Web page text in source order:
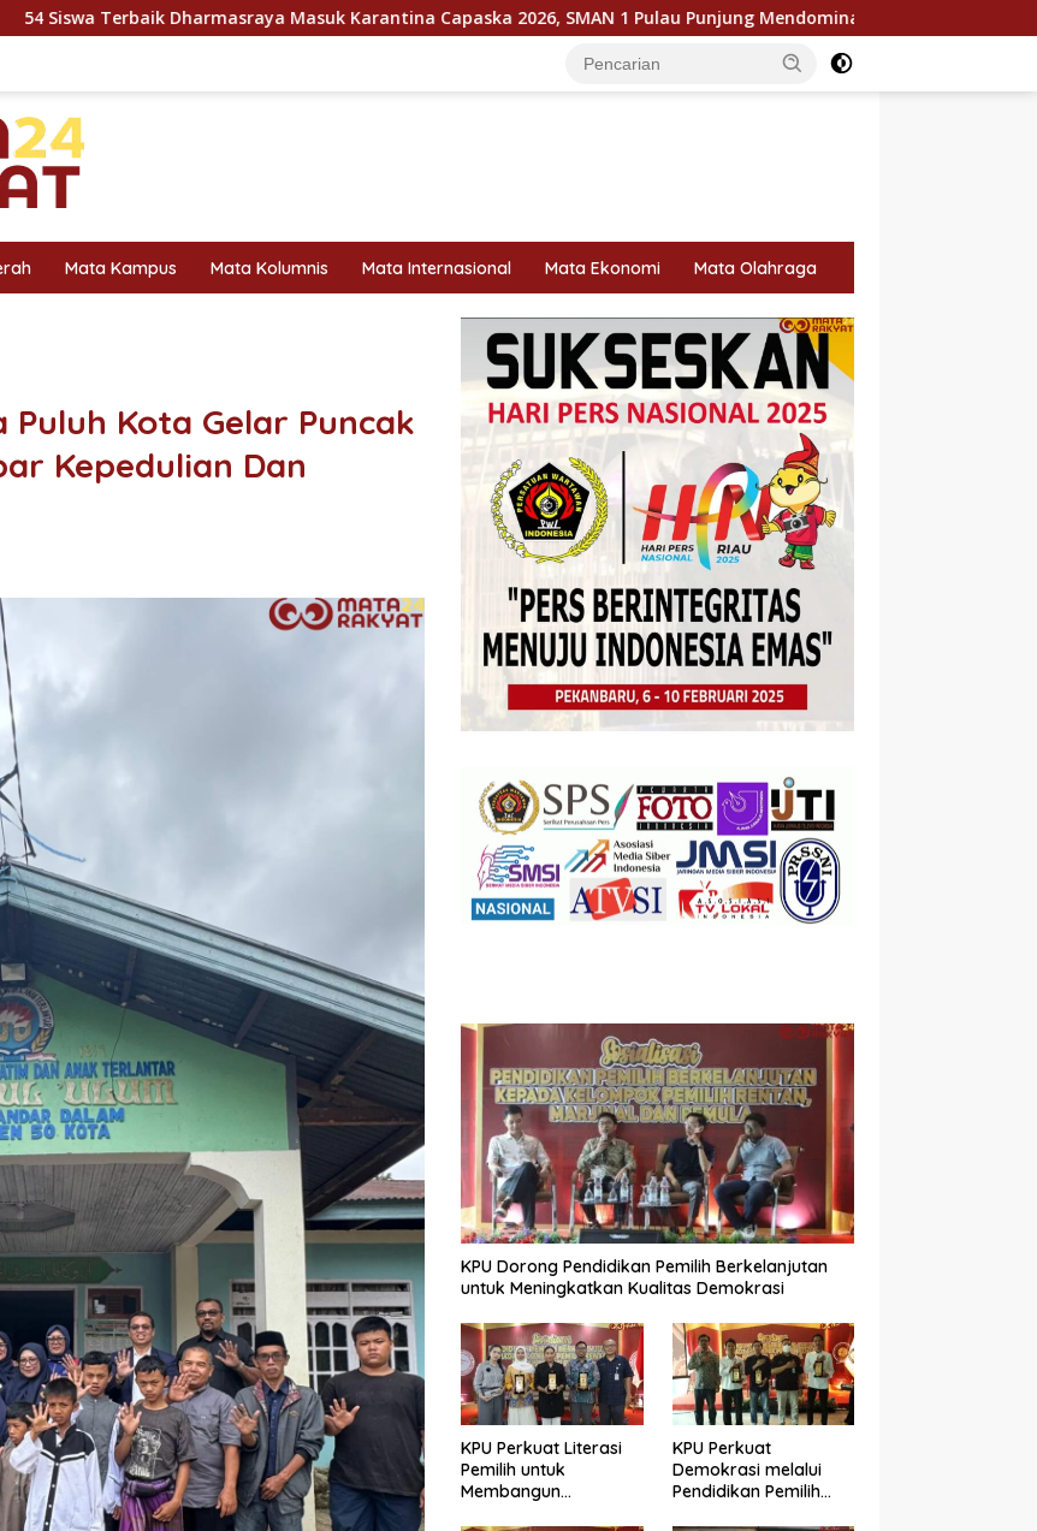
Masuk Karantina Capaska 2026, SMAN 1 Pulau Punjung Mendominasi KPU Dorong Pemilih Cerdas,
Mata Kampus Mata Kolumnis Mata Internasional Mata Ekonomi Mata Olahraga
Puluh Kota Gelar Puncak
Kepedulian Dan
KPU Dorong Pendidikan Pemilih Berkelanjutan
untuk Meningkatkan Kualitas Demokrasi
KPU Perkuat Literasi
Pemilih untuk
Membangun
KPU Perkuat
Demokrasi melalui
Pendidikan Pemilih